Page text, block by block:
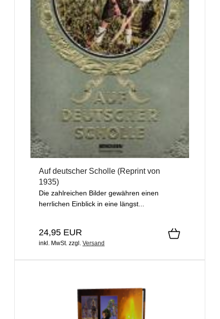
Auf deutscher Scholle (Reprint von
1935)
Die zahlreichen Bilder gewähren einen
herrlichen Einblick in eine längst...
24,95 EUR
inkl. MwSt. zzgl. Versand